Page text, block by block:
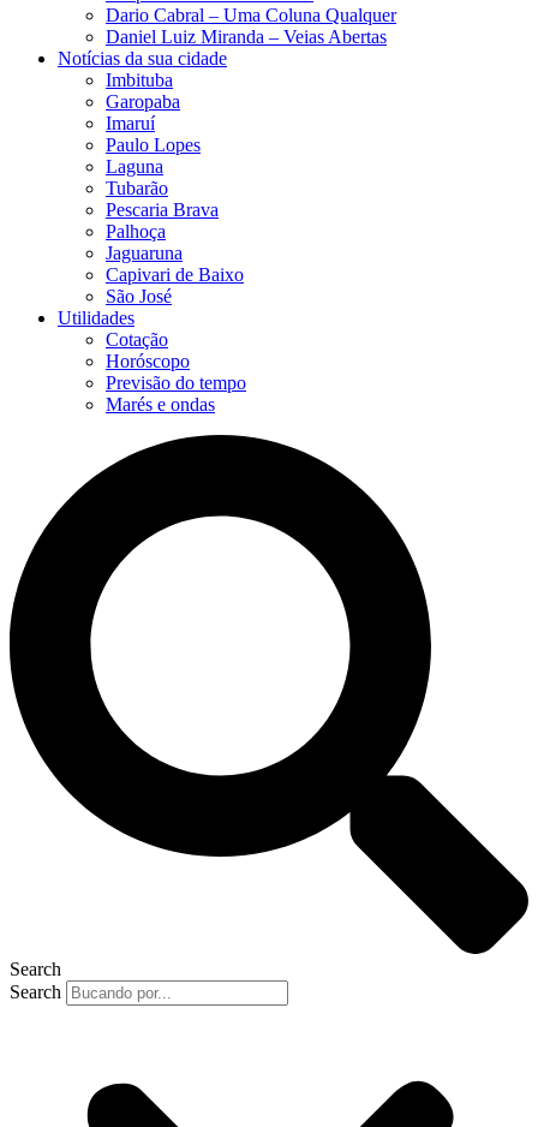
Dario Cabral – Uma Coluna Qualquer
Daniel Luiz Miranda – Veias Abertas
Notícias da sua cidade
Imbituba
Garopaba
Imaruí
Paulo Lopes
Laguna
Tubarão
Pescaria Brava
Palhoça
Jaguaruna
Capivari de Baixo
São José
Utilidades
Cotação
Horóscopo
Previsão do tempo
Marés e ondas
Search
Search